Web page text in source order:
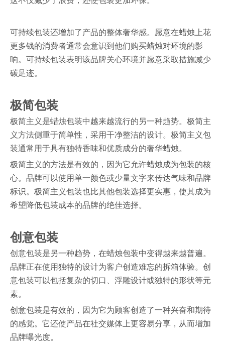
可持续包装还增加了产品的整体奢华感。愿意在蜡烛上花
更多钱的消费者通常会意识到他们购买蜡烛对环境的影
响。可持续包装表明该品牌关心环境并愿意采取措施减少
碳足迹。
极简包装
极简主义是蜡烛包装中越来越流行的另一种趋势。极简主
义方法侧重于简单性，采用干净整洁的设计。极简主义包
装通常用于具有独特香味和优质成分的奢华蜡烛。
极简主义的方法是有效的，因为它允许蜡烛成为包装的核
心。品牌可以使用单一颜色或少量文字来传达气味和品牌
标识。极简主义包装也比其他包装选择更实惠，使其成为
希望降低包装成本的品牌的绝佳选择。
创意包装
创意包装是另一种趋势，在蜡烛包装中变得越来越普遍。
品牌正在使用独特的设计为客户创造难忘的拆箱体验。创
意包装可以包括复杂的切口、浮雕设计或独特的形状等元
素。
创意包装是有效的，因为它为顾客创造了一种兴奋和期待
的感觉。它还使产品在社交媒体上更容易分享，从而增加
品牌曝光度。